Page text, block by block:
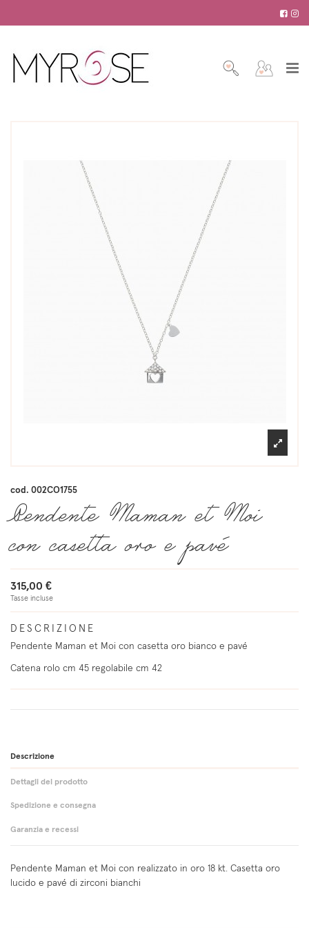
cod. 002CO1755
Pendente Maman et Moi
con casetta oro e pavé
315,00 €
Tasse incluse
DESCRIZIONE
Pendente Maman et Moi con casetta oro bianco e pavé
Catena rolo cm 45 regolabile cm 42
Descrizione
Dettagli del prodotto
Spedizione e consegna
Garanzia e recessi
Pendente Maman et Moi con realizzato in oro 18 kt. Casetta oro
lucido e pavé di zirconi bianchi